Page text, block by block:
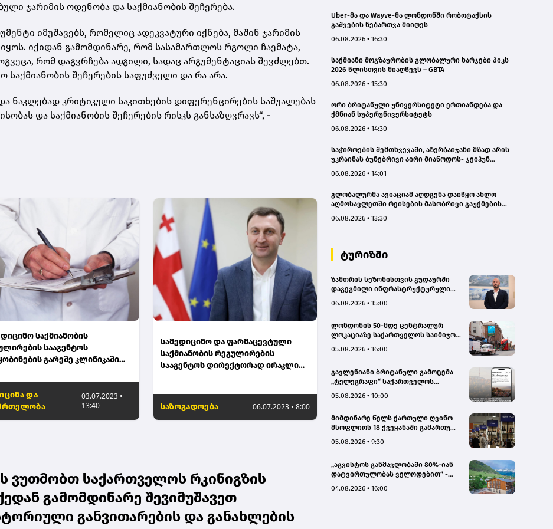
ჯარიმის ოდენობა და საქმიანობის შეჩერება.
იმუშავებს, რომელიც ადეკვატური იქნება, მაშინ ჯარიმის
იქიდან გამომდინარე, რომ სასამართლოს რგოლი ჩაემატა,
რომ დაგვრჩება ადგილი, სადაც არგუმენტაციას შევძლებთ.
შეჩერების საფუძველი და რა არა.
ნაკლებად კრიტიკული საკითხების დიფერენცირების საშუალებას
და საქმიანობის შეჩერების რისკს განსაზღვრავს“, -
საქმიანობის
სააგენტოს
გარეშე კლინიკაში
და
03.07.2023 •
13:40
სამედიცინო და ფარმაცევტული
საქმიანობის რეგულირების
სააგენტოს დირექტორად ირაკლი
საზოგადოება 06.07.2023 • 8:00
ვუთმობთ საქართველოს რკინიგზის
გამომდინარე შევიმუშავეთ
განვითარების და განახლების
Uber-მა და Wayve-მა ლონდონში რობოტაქსის
გაშვების ნებართვა მიიღეს
06.08.2026 • 16:30
საქმიანი მოგზაურობის გლობალური ხარჯები პიკს
2026 წლისთვის მიაღწევს – GBTA
06.08.2026 • 15:30
ორი ბრიტანული უნივერსიტეტი ერთიანდება და
ქმნიან სუპერუნივერსიტეტს
06.08.2026 • 14:30
საჭიროების შემთხვევაში, აზერბაიჯანი მზად არის
უკრაინას ბუნებრივი აირი მიაწოდოს- ჯეიჰუნ
06.08.2026 • 14:01
გლობალურმა ავიაციამ აღდგენა დაიწყო ახლო
აღმოსავლეთში რეისების მასობრივი გაუქმების
06.08.2026 • 13:30
ტურიზმი
ზამთრის სეზონისთვის გუდაურში
დაგეგმილი ინფრასტრუქტურული
გუდაურის ტურისტული
დარსალია
06.08.2026 • 15:00
ლონდონის 50-მდე ცენტრალურ
ლოკაციაზე საქართველოს საიმიჯო
05.08.2026 • 16:00
გავლენიანი ბრიტანული გამოცემა
„ტელეგრაფი“ საქართველოს
სტატიების ციკლს აქვეყნებს
05.08.2026 • 10:00
მიმდინარე წელს ქართული ღვინო
მსოფლიოს 18 ქვეყანაში გამართულ
წარმოდგენილი
05.08.2026 • 9:30
„აგვისტოს განმავლობაში 80%-იან
დატვირთულობას ველოდებით“ -
04.08.2026 • 16:00